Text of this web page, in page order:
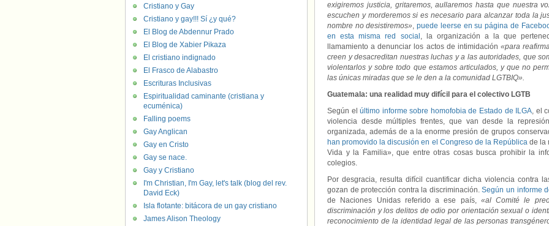
exigiremos justicia, gritaremos, aullaremos hasta que nuestra
escuchen y morderemos si es necesario para alcanzar toda la
nombre no desistiremos»,puede leerse en su página de
en esta misma red social , la organización a la que
llamamiento a denunciar los actos de intimidación «para
creen y desacreditan nuestras luchas y a las autoridades, que
violentarlos y sobre todo que estamos articulados, y que no
las únicas miradas que se le den a la comunidad LGTBIQ».
Guatemala: una realidad muy difícil para el colectivo LGTB
Según elúltimo informe sobre homofobia de Estado de ILGA, el
violencia desde múltiples frentes, que van desde la
organizada, además de a la enorme presión de grupos
han promovido la discusión en el Congreso de la Repúblicade la
Vida y la Familia», que entre otras cosas busca prohibir la
colegios.
Por desgracia, resulta difícil cuantificar dicha violencia contra
gozan de protección contra la discriminación.Según un informe
de Naciones Unidas referido a ese país, «al Comité le
discriminación y los delitos de odio por orientación sexual o
reconocimiento de la identidad legal de las personas
Cristiano y Gay
Cristiano y gay!!! Sí ¿y qué?
El Blog de Abdennur Prado
El Blog de Xabier Pikaza
El cristiano indignado
El Frasco de Alabastro
Escrituras Inclusivas
Espiritualidad caminante (cristiana y
ecuménica)
Falling poems
Gay Anglican
Gay en Cristo
Gay se nace.
Gay y Cristiano
I'm Christian, I'm Gay, let's talk (blog del rev.
David Eck)
Isla flotante: bitácora de un gay cristiano
James Alison Theology